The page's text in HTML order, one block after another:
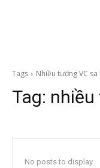
Tags Nhiều tướng VC sa
Tag: nhiều
No posts to display